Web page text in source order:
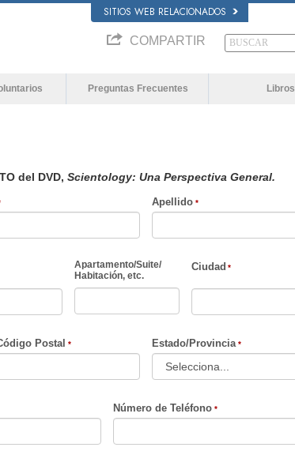
SITIOS WEB RELACIONADOS
COMPARTIR
Preguntas Frecuentes Libros
del DVD,Scientology: Una Perspectiva General.
Apellido
Apartamento/Suite/
Habitación, etc.
Ciudad
Postal Estado/Provincia
Número de Teléfono